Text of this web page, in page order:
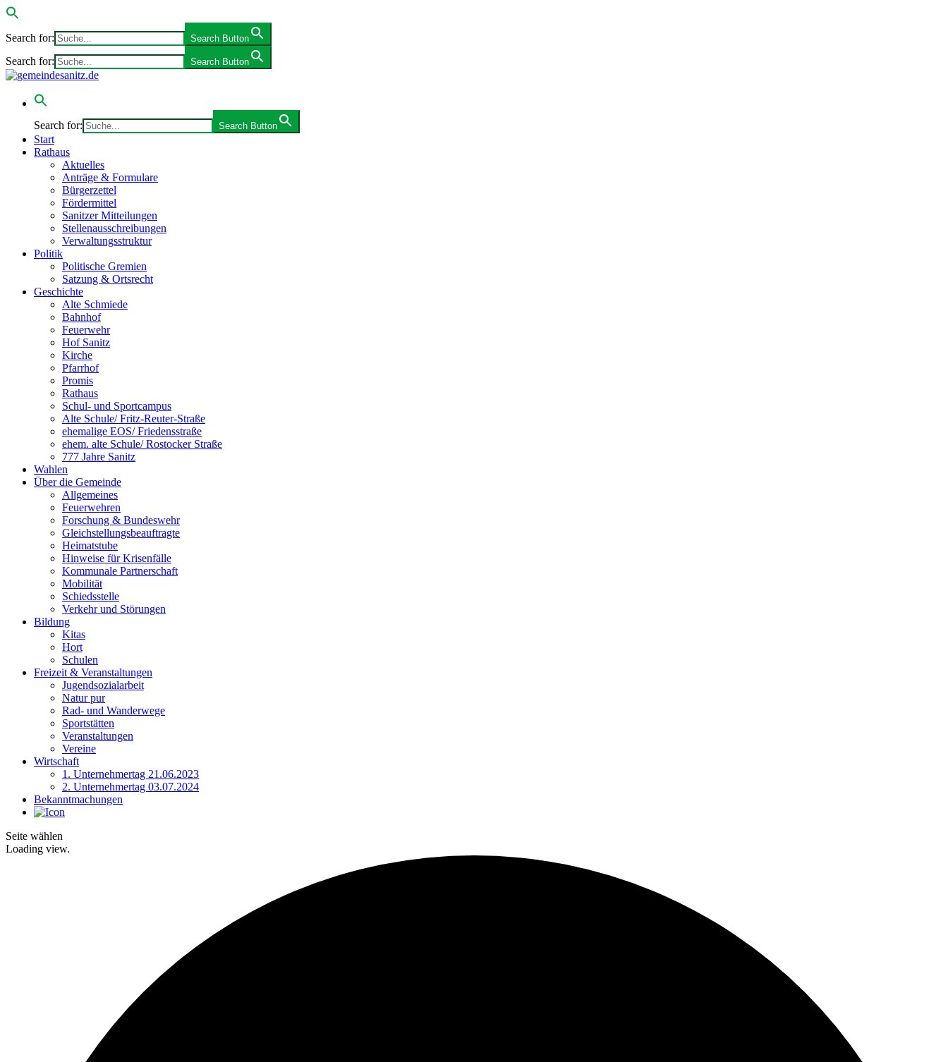
Search for: Search Button
Search for: Search Button
Search for: Search Button
Start
Rathaus
Aktuelles
Anträge & Formulare
Bürgerzettel
Fördermittel
Sanitzer Mitteilungen
Stellenausschreibungen
Verwaltungsstruktur
Politik
Politische Gremien
Satzung & Ortsrecht
Geschichte
Alte Schmiede
Bahnhof
Feuerwehr
Hof Sanitz
Kirche
Pfarrhof
Promis
Rathaus
Schul- und Sportcampus
Alte Schule/ Fritz-Reuter-Straße
ehemalige EOS/ Friedensstraße
ehem. alte Schule/ Rostocker Straße
777 Jahre Sanitz
Wahlen
Über die Gemeinde
Allgemeines
Feuerwehren
Forschung & Bundeswehr
Gleichstellungsbeauftragte
Heimatstube
Hinweise für Krisenfälle
Kommunale Partnerschaft
Mobilität
Schiedsstelle
Verkehr und Störungen
Bildung
Kitas
Hort
Schulen
Freizeit & Veranstaltungen
Jugendsozialarbeit
Natur pur
Rad- und Wanderwege
Sportstätten
Veranstaltungen
Vereine
Wirtschaft
1. Unternehmertag 21.06.2023
2. Unternehmertag 03.07.2024
Bekanntmachungen
Seite wählen
Loading view.